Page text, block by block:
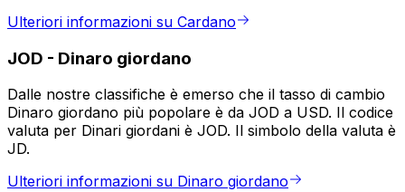
Ulteriori informazioni su Cardano
JOD - Dinaro giordano
Dalle nostre classifiche è emerso che il tasso di cambio
Dinaro giordano più popolare è da JOD a USD. Il codice
valuta per Dinari giordani è JOD. Il simbolo della valuta è
JD.
Ulteriori informazioni su Dinaro giordano